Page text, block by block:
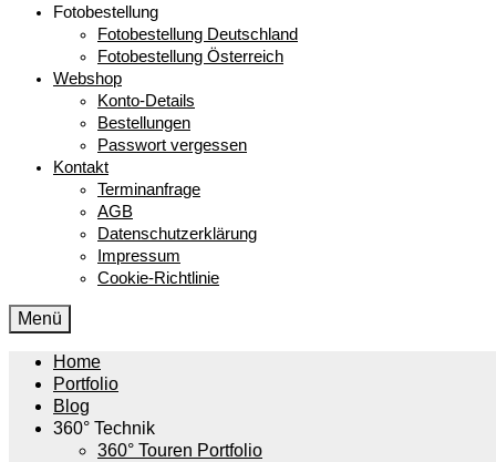
Fotobestellung
Fotobestellung Deutschland
Fotobestellung Österreich
Webshop
Konto-Details
Bestellungen
Passwort vergessen
Kontakt
Terminanfrage
AGB
Datenschutzerklärung
Impressum
Cookie-Richtlinie
Menü
Home
Portfolio
Blog
360° Technik
360° Touren Portfolio